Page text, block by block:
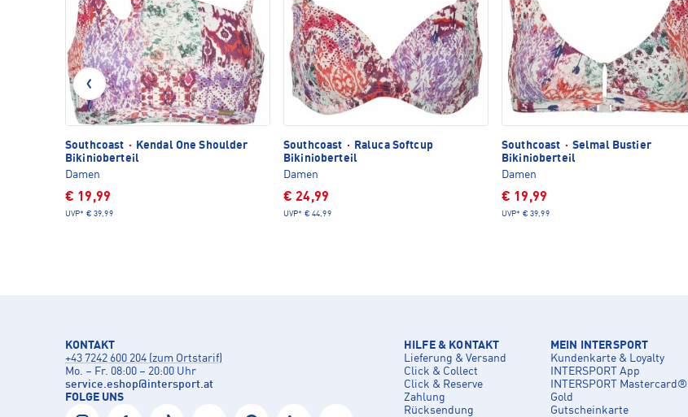
Southcoast ·
Kendal One Shoulder
Bikinioberteil
Damen
€ 19,99
UVP* € 39,99
Southcoast ·
Raluca Softcup
Bikinioberteil
Damen
€ 24,99
UVP* € 44,99
Southcoast · Selmal Bustier
Bikinioberteil
Damen
€ 19,99
UVP* € 39,99
KONTAKT
+43 7242 600 204 (zum Ortstarif)
Mo. – Fr. 08:00 – 20:00 Uhr
service.eshop@intersport.at
FOLGE UNS
HILFE & KONTAKT
Lieferung & Versand
Click & Collect
Click & Reserve
Zahlung
Rücksendung
MEIN INTERSPORT
Kundenkarte & Loyalty
INTERSPORT App
INTERSPORT Mastercard®
Gold
Gutscheinkarte